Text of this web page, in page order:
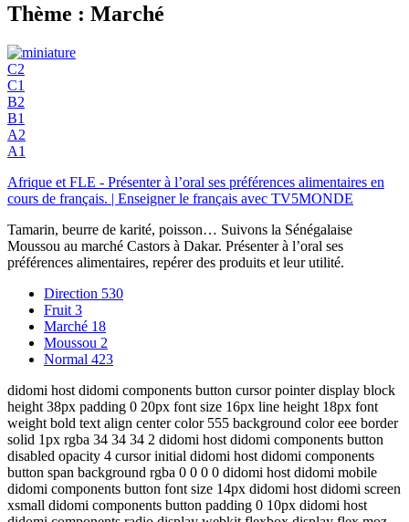
Thème : Marché
C2
C1
B2
B1
A2
A1
Afrique et FLE - Présenter à l’oral ses préférences alimentaires en
cours de français. | Enseigner le français avec TV5MONDE
Tamarin, beurre de karité, poisson… Suivons la Sénégalaise
Moussou au marché Castors à Dakar. Présenter à l’oral ses
préférences alimentaires, repérer des produits et leur utilité.
Direction 530
Fruit 3
Marché 18
Moussou 2
Normal 423
didomi host didomi components button cursor pointer display block
height 38px padding 0 20px font size 16px line height 18px font
weight bold text align center color 555 background color eee border
solid 1px rgba 34 34 34 2 didomi host didomi components button
disabled opacity 4 cursor initial didomi host didomi components
button span background rgba 0 0 0 0 didomi host didomi mobile
didomi components button font size 14px didomi host didomi screen
xsmall didomi components button padding 0 10px didomi host